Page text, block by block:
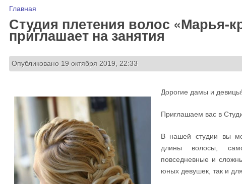
Вы здесь
Главная
Студия плетения волос «Марья-
приглашает на занятия
Опубликовано 19 октября 2019, 22:33
Дорогие дамы и девицы!
Приглашаем вас в
В нашей студии вы
длины волосы,
повседневные и
юных девушек, так и